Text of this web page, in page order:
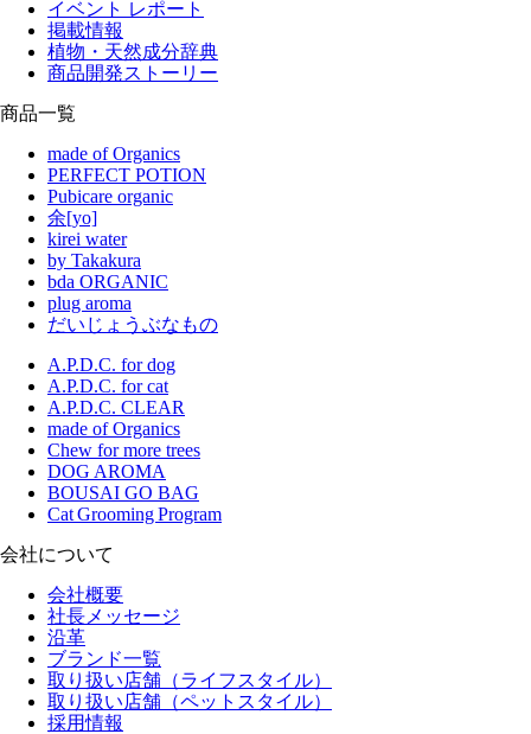
イベント レポート
掲載情報
植物・天然成分辞典
商品開発ストーリー
商品一覧
made of Organics
PERFECT POTION
Pubicare organic
余[yo]
kirei water
by Takakura
bda ORGANIC
plug aroma
だいじょうぶなもの
A.P.D.C. for dog
A.P.D.C. for cat
A.P.D.C. CLEAR
made of Organics
Chew for more trees
DOG AROMA
BOUSAI GO BAG
Cat Grooming Program
会社について
会社概要
社長メッセージ
沿革
ブランド一覧
取り扱い店舗（ライフスタイル）
取り扱い店舗（ペットスタイル）
採用情報